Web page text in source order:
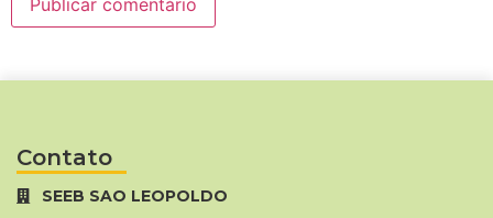
Contato
SEEB SAO LEOPOLDO